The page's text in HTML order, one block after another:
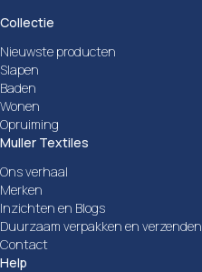
Collectie
Nieuwste producten
Slapen
Baden
Wonen
Opruiming
Muller Textiles
Ons verhaal
Merken
Inzichten en Blogs
Duurzaam verpakken en verzenden
Contact
Help